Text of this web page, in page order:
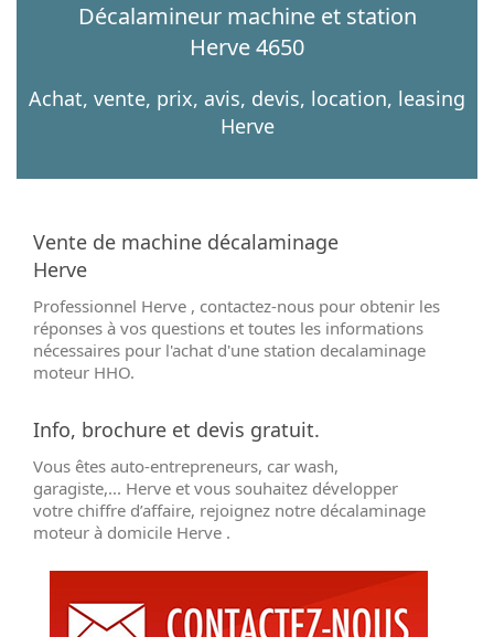
Décalamineur machine et station
Herve 4650
Achat, vente, prix, avis, devis, location, leasing
Herve
Vente de machine décalaminage
Herve
Professionnel Herve , contactez-nous pour obtenir les
réponses à vos questions et toutes les informations
nécessaires pour l'achat d'une station decalaminage
moteur HHO.
Info, brochure et devis gratuit.
Vous êtes auto-entrepreneurs, car wash,
garagiste,... Herve et vous souhaitez développer
votre chiffre d’affaire, rejoignez notre décalaminage
moteur à domicile Herve .